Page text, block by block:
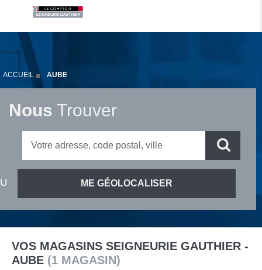
ACCUEIL AUBE
Nous Trouver
VOS MAGASINS SEIGNEURIE GAUTHIER -
AUBE (1 MAGASIN)